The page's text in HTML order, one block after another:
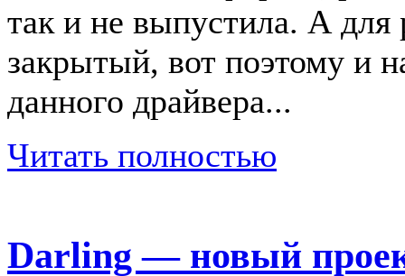
так и не выпустила. А для
закрытый, вот поэтому и
данного драйвера...
Читать полностью
Darling — новый